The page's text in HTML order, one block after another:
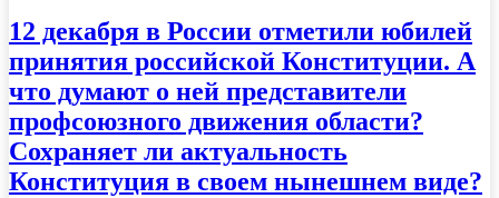
12 декабря в России отметили юбилей
принятия российской Конституции. А
что думают о ней представители
профсоюзного движения области?
Сохраняет ли актуальность
Конституция в своем нынешнем виде?